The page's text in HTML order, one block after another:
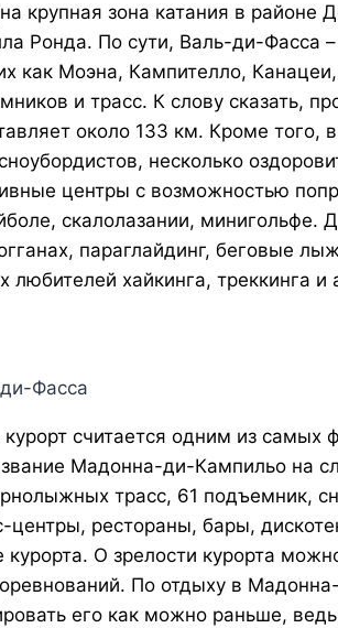
крупная зона катания в районе
Ронда. По сути, Валь-ди-Фасса
как Моэна, Кампителло,
и трасс. К слову сказать,
около 133 км. Кроме
несколько
центры с возможностью
скалолазании, минигольфе.
параглайдинг, беговые
любителей хайкинга, треккинга
Фасса
курорт считается одним из самых
Мадонна-ди-Кампильо на
трасс, 61 подъемник,
рестораны, бары,
курорта. О зрелости курорта
По отдыху в
его как можно раньше,